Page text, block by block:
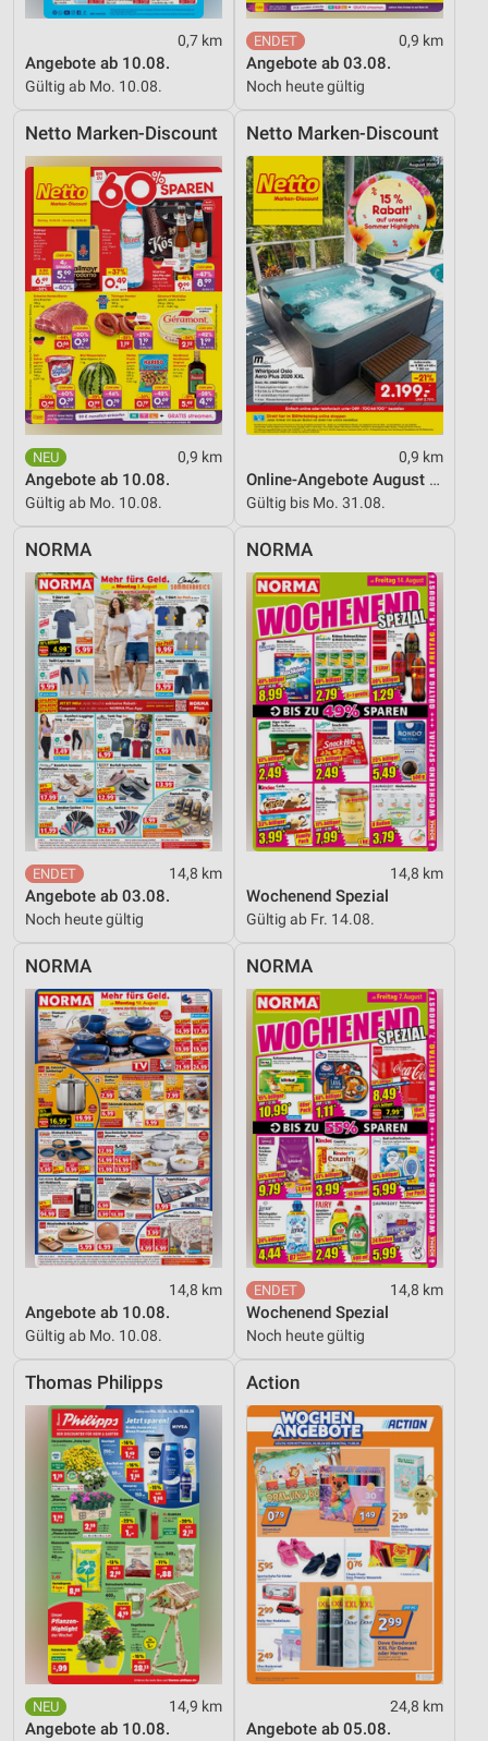
0,7 km
Angebote ab 10.08.
Gültig ab Mo. 10.08.
0,9 km
Angebote ab 03.08.
Noch heute gültig
Netto Marken-Discount
0,9 km
Angebote ab 10.08.
Gültig ab Mo. 10.08.
Netto Marken-Discount
0,9 km
Online-Angebote August 2026
Gültig bis Mo. 31.08.
NORMA
14,8 km
Angebote ab 03.08.
Noch heute gültig
NORMA
14,8 km
Wochenend Spezial
Gültig ab Fr. 14.08.
NORMA
14,8 km
Angebote ab 10.08.
Gültig ab Mo. 10.08.
NORMA
14,8 km
Wochenend Spezial
Noch heute gültig
Thomas Philipps
14,9 km
Angebote ab 10.08.
Action
24,8 km
Angebote ab 05.08.